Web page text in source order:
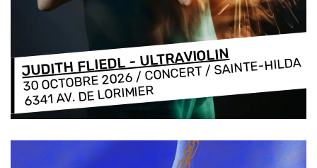
JUDITH FLIEDL - ULTRAVIOLIN
30 OCTOBRE 2026/ CONCERT / SAINTE-HILDA
6341 AV. DE LORIMIER